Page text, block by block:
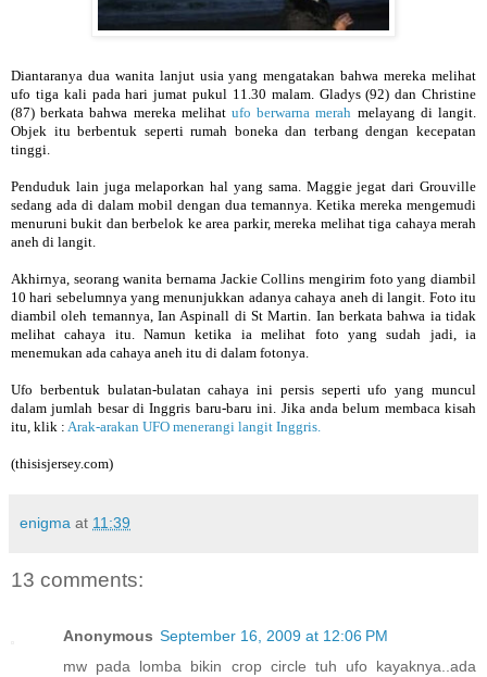
Diantaranya dua wanita lanjut usia yang mengatakan bahwa mereka melihat
ufo tiga kali pada hari jumat pukul 11.30 malam. Gladys (92) dan Christine
(87) berkata bahwa mereka melihat ufo berwarna merah melayang di langit.
Objek itu berbentuk seperti rumah boneka dan terbang dengan kecepatan
tinggi.
Penduduk lain juga melaporkan hal yang sama. Maggie jegat dari Grouville
sedang ada di dalam mobil dengan dua temannya. Ketika mereka mengemudi
menuruni bukit dan berbelok ke area parkir, mereka melihat tiga cahaya merah
aneh di langit.
Akhirnya, seorang wanita bernama Jackie Collins mengirim foto yang diambil
10 hari sebelumnya yang menunjukkan adanya cahaya aneh di langit. Foto itu
diambil oleh temannya, Ian Aspinall di St Martin. Ian berkata bahwa ia tidak
melihat cahaya itu. Namun ketika ia melihat foto yang sudah jadi, ia
menemukan ada cahaya aneh itu di dalam fotonya.
Ufo berbentuk bulatan-bulatan cahaya ini persis seperti ufo yang muncul
dalam jumlah besar di Inggris baru-baru ini. Jika anda belum membaca kisah
itu, klik : Arak-arakan UFO menerangi langit Inggris.
(thisisjersey.com)
enigma at 11:39
13 comments:
Anonymous September 16, 2009 at 12:06 PM
mw pada lomba bikin crop circle tuh ufo kayaknya..ada